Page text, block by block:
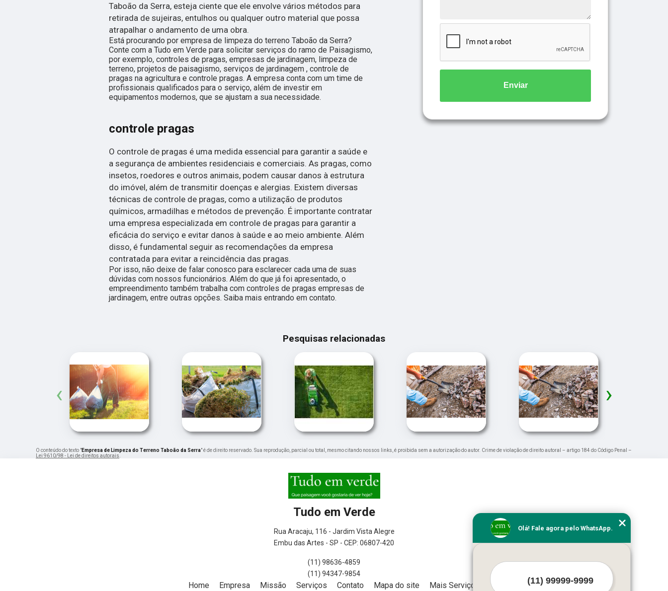
Taboão da Serra, esteja ciente que ele envolve vários métodos para
retirada de sujeiras, entulhos ou qualquer outro material que possa
atrapalhar o andamento de uma obra.
Está procurando por empresa de limpeza do terreno Taboão da Serra?
Conte com a Tudo em Verde para solicitar serviços do ramo de Paisagismo,
por exemplo, controles de pragas, empresas de jardinagem, limpeza de
terreno, projetos de paisagismo, serviços de jardinagem , controle de
pragas na agricultura e controle pragas. A empresa conta com um time de
profissionais qualificados para o serviço, além de investir em
equipamentos modernos, que se ajustam a sua necessidade.
controle pragas
O controle de pragas é uma medida essencial para garantir a saúde e
a segurança de ambientes residenciais e comerciais. As pragas, como
insetos, roedores e outros animais, podem causar danos à estrutura
do imóvel, além de transmitir doenças e alergias. Existem diversas
técnicas de controle de pragas, como a utilização de produtos
químicos, armadilhas e métodos de prevenção. É importante contratar
uma empresa especializada em controle de pragas para garantir a
eficácia do serviço e evitar danos à saúde e ao meio ambiente. Além
disso, é fundamental seguir as recomendações da empresa
contratada para evitar a reincidência das pragas.
Por isso, não deixe de falar conosco para esclarecer cada uma de suas
dúvidas com nossos funcionários. Além do que já foi apresentado, o
empreendimento também trabalha com controles de pragas empresas de
jardinagem, entre outras opções. Saiba mais entrando em contato.
Enviar
Pesquisas relacionadas
‹ ›
O conteúdo do texto "Empresa de Limpeza do Terreno Taboão da Serra" é de direito reservado. Sua reprodução, parcial ou total, mesmo citando nossos links, é proibida sem a autorização do autor. Crime de violação de direito autoral – artigo 184 do Código Penal –
Lei 9610/98 - Lei de direitos autorais
Tudo em Verde
Rua Aracaju, 116 - Jardim Vista Alegre
Embu das Artes - SP - CEP: 06807-420
(11) 98636-4859
(11) 94347-9854
Home Empresa Missão Serviços Contato Mapa do site Mais Serviços
Olá! Fale agora pelo WhatsApp.